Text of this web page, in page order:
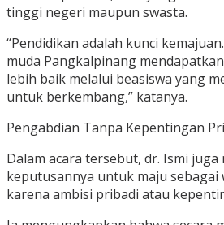
tinggi negeri maupun swasta.
“Pendidikan adalah kunci
muda Pangkalpinang
lebih baik melalui beasiswa yang
untuk berkembang,” katanya.
Pengabdian Tanpa Kepentingan
Dalam acara tersebut, dr. Ismi
keputusannya untuk maju sebagai
karena ambisi pribadi atau